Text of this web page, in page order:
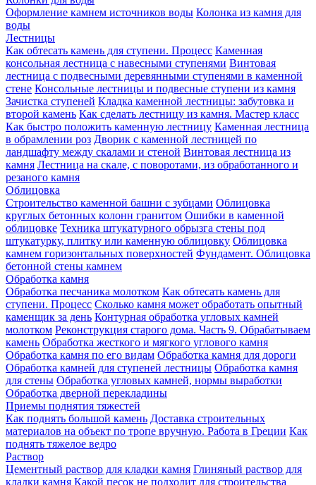
Оформление камнем источников воды Колонка из камня для
воды
Лестницы
Как обтесать камень для ступени. Процесс Каменная
консольная лестница с навесными ступенями Винтовая
лестница с подвесными деревянными ступенями в каменной
стене Консольные лестницы и подвесные ступени из камня
Зачистка ступеней Кладка каменной лестницы: забутовка и
второй камень Как сделать лестницу из камня. Мастер класс
Как быстро положить каменную лестницу Каменная лестница
в обрамлении роз Дворик с каменной лестницей по
ландшафту между скалами и стеной Винтовая лестница из
камня Лестница на скале, с поворотами, из обработанного и
резаного камня
Облицовка
Строительство каменной башни с зубцами Облицовка
круглых бетонных колонн гранитом Ошибки в каменной
облицовке Техника штукатурного обрызга стены под
штукатурку, плитку или каменную облицовку Облицовка
камнем горизонтальных поверхностей Фундамент. Облицовка
бетонной стены камнем
Обработка камня
Обработка песчаника молотком Как обтесать камень для
ступени. Процесс Сколько камня может обработать опытный
каменщик за день Контурная обработка угловых камней
молотком Реконструкция старого дома. Часть 9. Обрабатываем
камень Обработка жесткого и мягкого углового камня
Обработка камня по его видам Обработка камня для дороги
Обработка камней для ступеней лестницы Обработка камня
для стены Обработка угловых камней, нормы выработки
Обработка дверной перекладины
Приемы поднятия тяжестей
Как поднять большой камень Доставка строительных
материалов на объект по тропе вручную. Работа в Греции Как
поднять тяжелое ведро
Раствор
Цементный раствор для кладки камня Глиняный раствор для
кладки камня Какой песок не подходит для строительства